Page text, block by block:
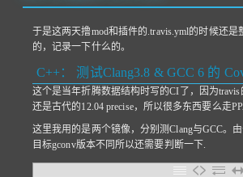
于是这两天撸mod和插件的.travis.yml的时候还是
的，记录一下什么的。
C++： 测试Clang3.8 & GCC 6 的
这个是当年折腾数据结构时写的CI了，因为travis
还是古代的12.04precise，所以很多东西要么走
这里我用的是两个镜像，分别测Clang与GCC。
目标gconv版本不同所以还需要判断一下.